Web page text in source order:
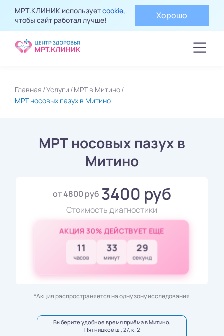
МРТ.КЛИНИК используетcookie,
чтобы сайт работал лучше!
Хорошо
Главная Услуги МРТ в Митино
МРТ носовых пазух в Митино
МРТ носовых пазух в
Митино
от 4800 руб 3400 руб
Стоимость диагностики
АКЦИЯ 30% ДЕЙСТВУЕТ ЕЩЕ
11
часов
33
минут
27
секунд
*Акция распространяется на одну зону исследования
Выберите удобное время приёма в Митино,
Пятницкое ш., 27, к. 2